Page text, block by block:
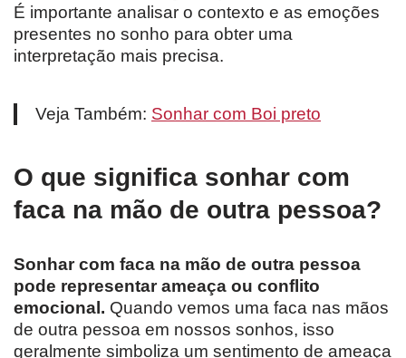
É importante analisar o contexto e as emoções
presentes no sonho para obter uma
interpretação mais precisa.
Veja Também: Sonhar com Boi preto
O que significa sonhar com
faca na mão de outra pessoa?
Sonhar com faca na mão de outra pessoa
pode representar ameaça ou conflito
emocional. Quando vemos uma faca nas mãos
de outra pessoa em nossos sonhos, isso
geralmente simboliza um sentimento de ameaça